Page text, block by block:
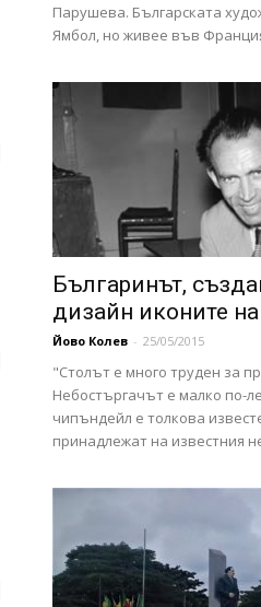
Парушева. Българската
Ямбол, но живее във Франция
Българинът,
дизайн иконите
Йово Колев - 25/05/2015
"Столът е много труден за
Небостъргачът е малко по-
чипъндейл е толкова
принадлежат на известния